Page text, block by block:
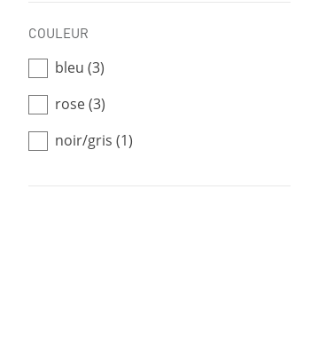
COULEUR
bleu (3)
rose (3)
noir/gris (1)